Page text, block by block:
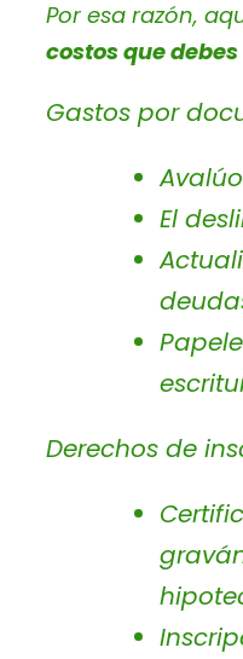
Por esa razón,
costos que
Gastos por
Avalúo
El
Derechos de